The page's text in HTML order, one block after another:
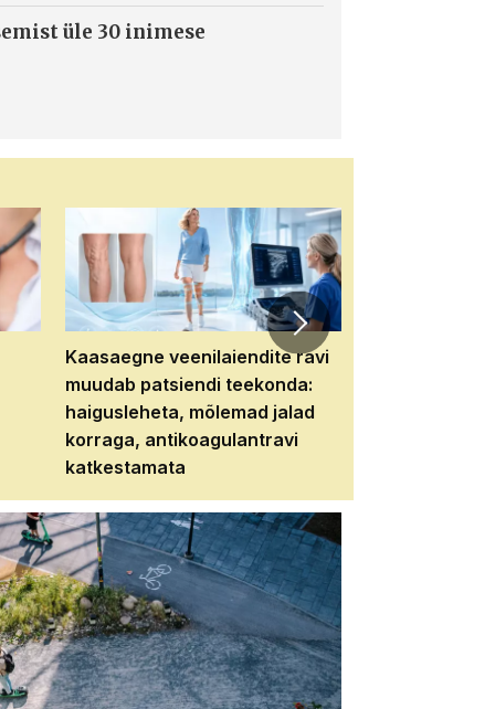
üle 30 inimese
Kaasaegne veenilaiendite ravi
muudab patsiendi teekonda:
haigusleheta, mõlemad jalad
korraga, antikoagulantravi
katkestamata